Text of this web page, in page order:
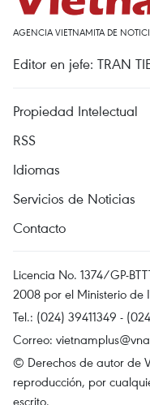
AGENCIA VIETNAMITA DE
Editor en jefe: TRAN
Propiedad Intelectual
RSS
Idiomas
Servicios de Noticias
Contacto
Licencia No. 1374/GP-
2008 por el Ministerio de
Tel.: (024) 39411349 -
Correo:
© Derechos de autor de
reproducción, por
escrito.